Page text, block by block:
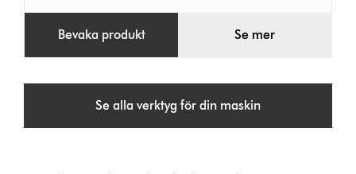
Bevaka produkt Se mer
Se alla verktyg för din maskin